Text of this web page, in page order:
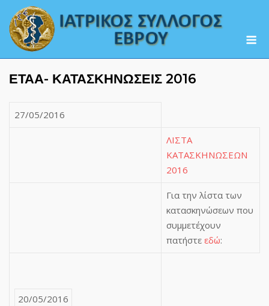
content
ΕΤΑΑ- ΚΑΤΑΣΚΗΝΩΣΕΙΣ 2016
27/05/2016
ΛΙΣΤΑ
ΚΑΤΑΣΚΗΝΩΣΕΩΝ
2016
Για την λίστα των
κατασκηνώσεων που
συμμετέχουν
πατήστεεδώ:
20/05/2016